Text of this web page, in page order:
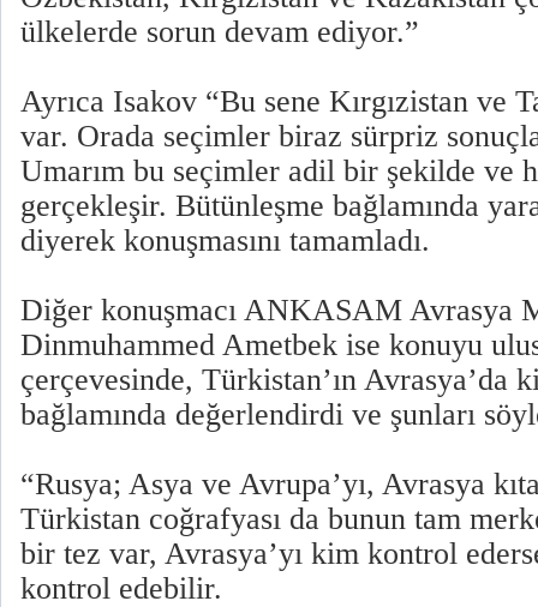
ülkelerde sorun devam ediyor.”
Ayrıca Isakov “Bu sene Kırgızistan ve
var. Orada seçimler biraz sürpriz
Umarım bu seçimler adil bir şekilde ve
gerçekleşir. Bütünleşme bağlamında
diyerek konuşmasını tamamladı.
Diğer konuşmacı ANKASAM Avrasya
Dinmuhammed Ametbek ise konuyu
çerçevesinde, Türkistan’ın Avrasya’da
bağlamında değerlendirdi ve şunları
“Rusya; Asya ve Avrupa’yı, Avrasya
Türkistan coğrafyası da bunun tam
bir tez var, Avrasya’yı kim kontrol
kontrol edebilir.